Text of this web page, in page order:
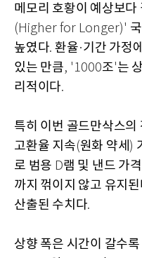
메모리 호황이 예상보다
(Higher for Longer)'
높였다.환율·기간 가정
있는 만큼, '1000조'는
리적이다.
특히 이번 골드만삭스의
고환율 지속(원화 약세 )
로 범용 D램 및 낸드 가
까지 꺾이지 않고 유지
산출된 수치다.
상향 폭은 시간이 갈수